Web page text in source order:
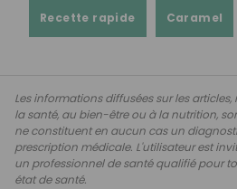
Recette rapide Caramel
Les informations diffusées sur les
la santé, au bien-être ou à la nutrition,
ne constituent en aucun cas un
prescription médicale. L'utilisateur est
un professionnel de santé qualifié pour
état de santé.